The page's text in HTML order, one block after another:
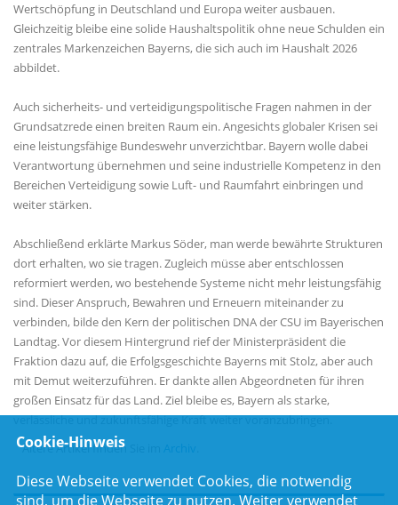
Wertschöpfung in Deutschland und Europa weiter ausbauen.
Gleichzeitig bleibe eine solide Haushaltspolitik ohne neue Schulden ein
zentrales Markenzeichen Bayerns, die sich auch im Haushalt 2026
abbildet.
Auch sicherheits- und verteidigungspolitische Fragen nahmen in der
Grundsatzrede einen breiten Raum ein. Angesichts globaler Krisen sei
eine leistungsfähige Bundeswehr unverzichtbar. Bayern wolle dabei
Verantwortung übernehmen und seine industrielle Kompetenz in den
Bereichen Verteidigung sowie Luft- und Raumfahrt einbringen und
weiter stärken.
Abschließend erklärte Markus Söder, man werde bewährte Strukturen
dort erhalten, wo sie tragen. Zugleich müsse aber entschlossen
reformiert werden, wo bestehende Systeme nicht mehr leistungsfähig
sind. Dieser Anspruch, Bewahren und Erneuern miteinander zu
verbinden, bilde den Kern der politischen DNA der CSU im Bayerischen
Landtag. Vor diesem Hintergrund rief der Ministerpräsident die
Fraktion dazu auf, die Erfolgsgeschichte Bayerns mit Stolz, aber auch
mit Demut weiterzuführen. Er dankte allen Abgeordneten für ihren
großen Einsatz für das Land. Ziel bleibe es, Bayern als starke,
verlässliche und zukunftsfähige Kraft weiter voranzubringen.
Ältere Artikel finden Sie im
Archiv
Cookie-Hinweis
Diese Webseite verwendet Cookies, die notwendig
sind, um die Webseite zu nutzen. Weiter verwendet